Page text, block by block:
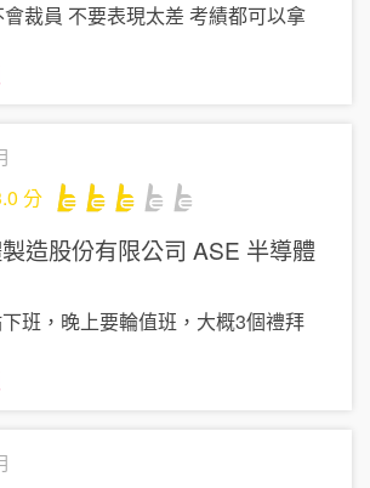
裁員 不要表現太差 考績都可以拿
分
造股份有限公司 ASE 半導體
班，晚上要輪值班，大概3個禮拜